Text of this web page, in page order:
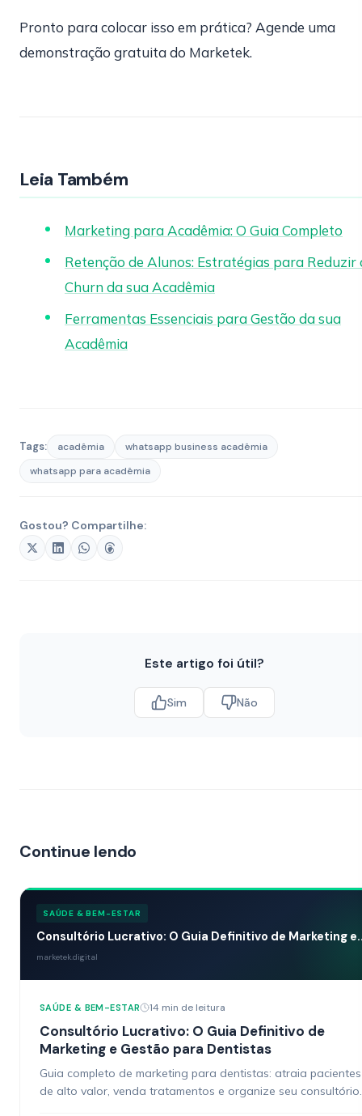
Pronto para colocar isso em prática? Agende uma
demonstração gratuita do Marketek.
Leia Também
Marketing para Acadêmia: O Guia Completo
Retenção de Alunos: Estratégias para Reduzir
Churn da sua Acadêmia
Ferramentas Essenciais para Gestão da sua
Acadêmia
Tags: acadêmia
whatsapp business acadêmia
whatsapp para acadêmia
Gostou? Compartilhe:
Este artigo foi útil?
Sim Não
Continue lendo
SAÚDE & BEM-ESTAR
Consultório Lucrativo: O Guia Definitivo de Marketing
marketek.digital
SAÚDE & BEM-ESTAR 14 min de leitura
Consultório Lucrativo: O Guia Definitivo de
Marketing e Gestão para Dentistas
Guia completo de marketing para dentistas: atraia pacientes
de alto valor, venda tratamentos e organize seu consultório.